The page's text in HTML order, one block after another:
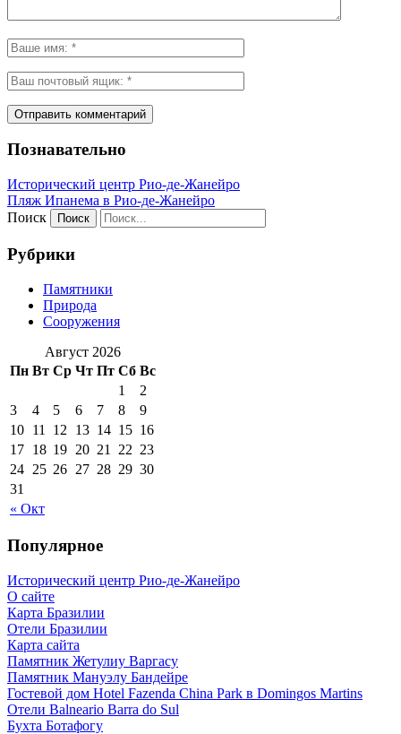
Познавательно
Исторический центр Рио-де-Жанейро
Пляж Ипанема в Рио-де-Жанейро
Поиск
Рубрики
Памятники
Природа
Сооружения
Август 2026
Пн Вт Ср Чт Пт Сб Вс
« Окт
1
2
3
4 5 6 7 8
9
10 11 12 13 14 15 16
17 18 19 20 21 22 23
24 25 26 27 28 29 30
31
Популярное
Исторический центр Рио-де-Жанейро
О сайте
Карта Бразилии
Отели Бразилии
Карта сайта
Памятник Жетулиу Варгасу
Памятник Мануэлу Бандейре
Гостевой дом Hotel Fazenda China Park в Domingos Martins
Отели Balneario Barra do Sul
Бухта Ботафогу